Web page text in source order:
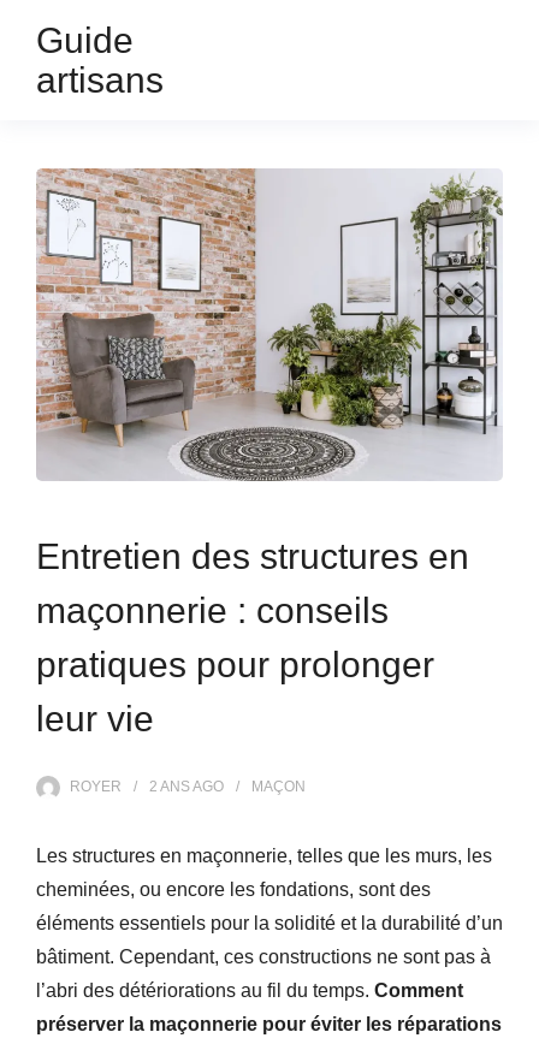
Guide
artisans
Entretien des structures en
maçonnerie : conseils
pratiques pour prolonger
leur vie
ROYER 2 ANSAGO MAÇON
Les structures en maçonnerie, telles que les murs, les
cheminées, ou encore les fondations, sont des
éléments essentiels pour la solidité et la durabilité d’un
bâtiment. Cependant, ces constructions ne sont pas à
l’abri des détériorations au fil du temps. Comment
préserver la maçonnerie pour éviter les réparations